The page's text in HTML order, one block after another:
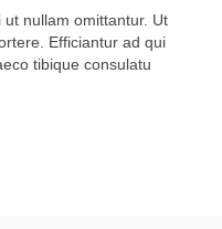
nullam omittantur. Ut
Efficiantur ad qui
tibique consulatu